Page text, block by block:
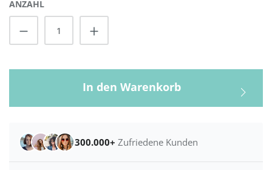
ANZAHL
Produkt Anzahl: Gib den gewünschten
In den Warenkorb
300.000+ Zufriedene Kunden